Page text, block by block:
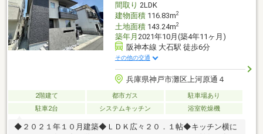
間取り 2LDK
建物面積116.83m2
土地面積143.24m2
築年月 2021年10月(築4年11ヶ月)
阪神本線 大石駅 徒歩6分
その他の交通
兵庫県神戸市灘区上河原通４
2階建て 都市ガス
駐車場あり
駐車2台
システムキッチン 浴室乾燥機
◆２０２１年１０月建築◆ＬＤＫ広々２０．１帖◆キッチン横に